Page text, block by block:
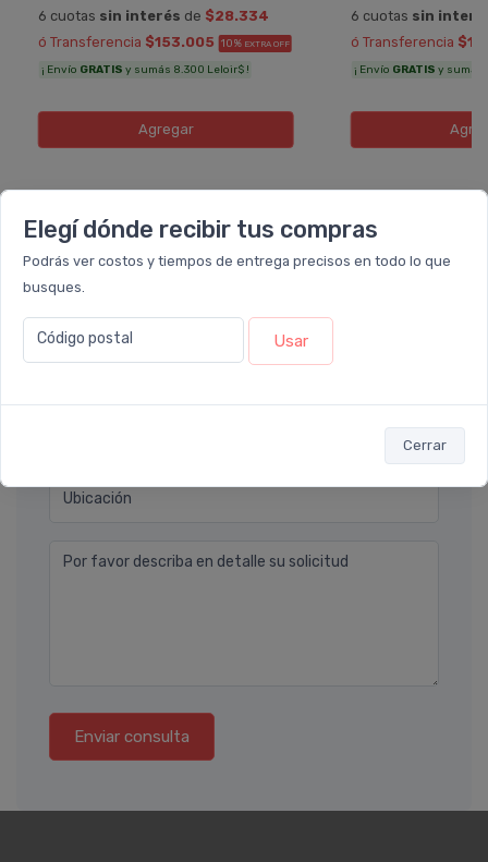
Elegí dónde recibir tus compras
Podrás ver costos y tiempos de entrega precisos en todo lo que
busques.
Código postal Usar
Cerrar
6 cuotas sin interés de $28.334
ó Transferencia $153.005 10% EXTRA OFF
¡ Envío GRATIS y sumás 8.300 Leloir$ !
Agregar
6 cuotas sin
ó Transferencia
¡ Envío GRATIS y sumás
Déjanos tu consulta
Ubicación
Por favor describa en detalle su solicitud
Enviar consulta